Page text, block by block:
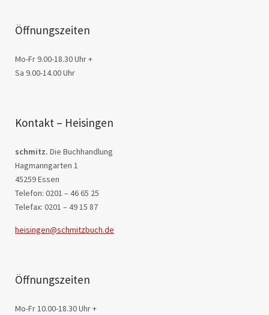
Öffnungszeiten
Mo-Fr 9.00-18.30 Uhr +
Sa 9.00-14.00 Uhr
Kontakt – Heisingen
schmitz. Die Buchhandlung
Hagmanngarten 1
45259 Essen
Telefon: 0201 – 46 65 25
Telefax: 0201 – 49 15 87
heisingen@schmitzbuch.de
Öffnungszeiten
Mo-Fr 10.00-18.30 Uhr +